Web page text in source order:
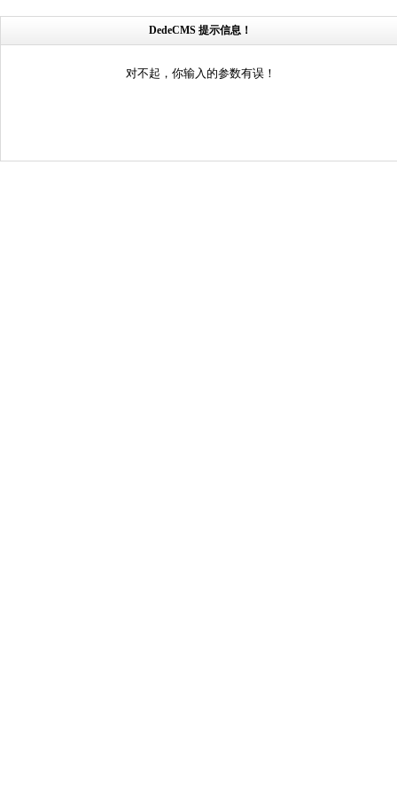
DedeCMS 提示信息！
对不起，你输入的参数有误！